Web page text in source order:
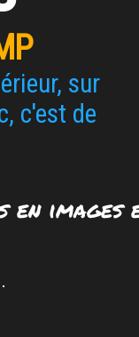
sur
c'est de
en images